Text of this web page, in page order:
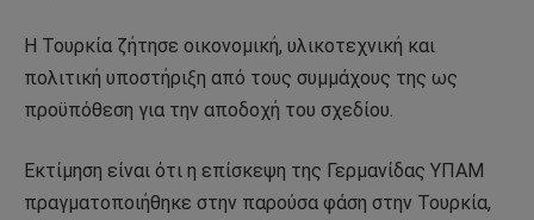
Η Τουρκία ζήτησε οικονομική, υλικοτεχνική και
πολιτική υποστήριξη από τους συμμάχους της ως
προϋπόθεση για την αποδοχή του σχεδίου.
Εκτίμηση είναι ότι η επίσκεψη της Γερμανίδας ΥΠΑΜ
πραγματοποιήθηκε στην παρούσα φάση στην Τουρκία,